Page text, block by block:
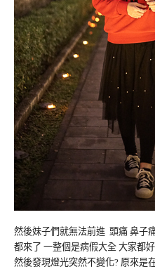
然後妹子們就無法前進 頭痛 鼻子
都來了 一整個是病假大全 大家都
然後發現燈光突然不變化? 原來是